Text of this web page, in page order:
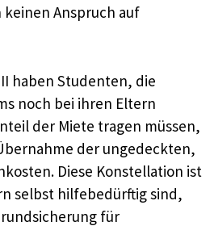
keinen Anspruch auf
II haben Studenten, die
noch bei ihren Eltern
der Miete tragen müssen,
der ungedeckten,
Diese Konstellation ist
selbst hilfebedürftig sind,
für